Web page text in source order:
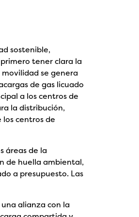
sostenible,
tener clara la
se genera
de gas licuado
a los centros de
la distribución,
centros de
áreas de la
de huella ambiental,
a presupuesto. Las
alianza con la